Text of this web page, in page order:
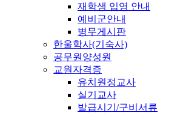
재학생 입영 안내
예비군안내
병무게시판
한울학사(기숙사)
공무원양성원
교원자격증
유치원정교사
실기교사
발급시기/구비서류